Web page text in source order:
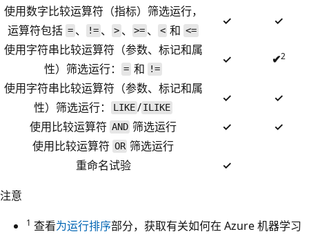
使用数字比较运算符（指标）筛选运行，
运算符包括=、 != 、>、 >=、 < 和<=
✓
✓
使用字符串比较运算符（参数、标记和属
性）筛选运行：=和 !=
✓ ✔2
使用字符串比较运算符（参数、标记和属
性）筛选运行： LIKE/ ILIKE
✓
✓
使用比较运算符 AND 筛选运行 ✓
✓
使用比较运算符 OR 筛选运行
重命名试验
✓
注意
1 查看为运行排序部分，获取有关如何在 Azure 机器学习